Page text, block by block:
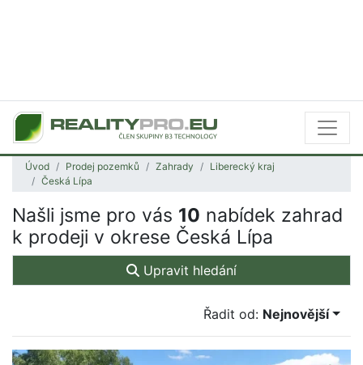
Úvod Prodej pozemků Zahrady
Liberecký kraj
Česká Lípa
Našli jsme pro vás 10 nabídek zahrad
k prodeji v okrese Česká Lípa
Upravit hledání
Řadit od: Nejnovější